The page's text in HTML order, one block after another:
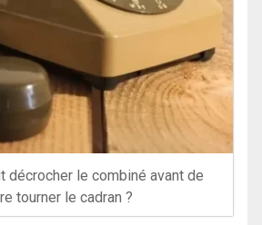
décrocher le combiné avant de
tourner le cadran ?